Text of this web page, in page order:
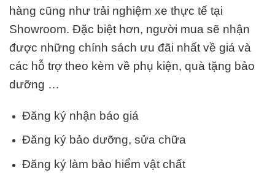
hàng cũng như trải nghiệm xe thực tế tại
Showroom. Đặc biệt hơn, người mua sẽ nhận
được những chính sách ưu đãi nhất về giá và
các hỗ trợ theo kèm về phụ kiện, quà tặng bảo
dưỡng …
Đăng ký nhận báo giá
Đăng ký bảo dưỡng, sửa chữa
Đăng ký làm bảo hiểm vật chất